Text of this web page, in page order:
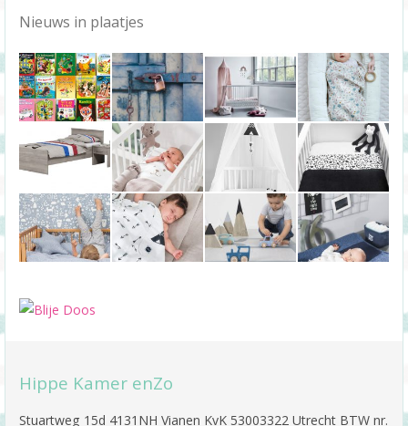
Nieuws in plaatjes
Hippe Kamer enZo
Stuartweg 15d 4131NH Vianen KvK 53003322 Utrecht BTW nr.